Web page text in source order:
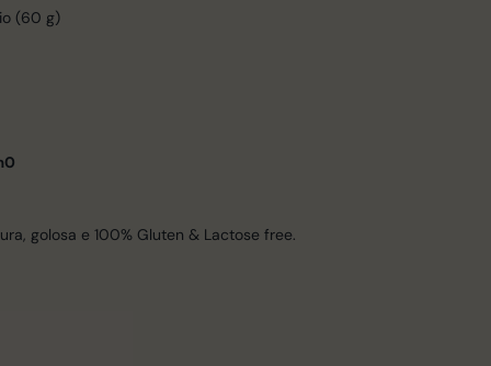
(60 g)
golosa e 100% Gluten & Lactose free.